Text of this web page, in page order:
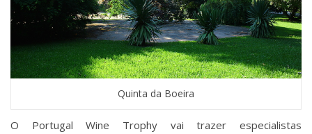
Quinta da Boeira
O Portugal Wine Trophy vai trazer especialistas